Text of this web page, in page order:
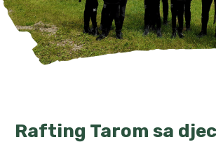
Rafting Tarom sa